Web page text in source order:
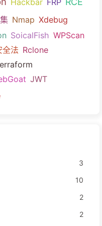
Nmap Xdebug
SoicalFish WPScan
全法 Rclone
JWT
3
10
2
2